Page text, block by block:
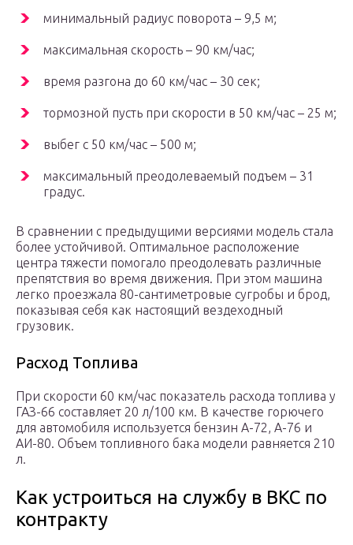
минимальный радиус поворота – 9,5 м;
максимальная скорость – 90 км/час;
время разгона до 60 км/час – 30 сек;
тормозной пусть при скорости в 50 км/час – 25 м;
выбег с 50 км/час – 500 м;
максимальный преодолеваемый подъем – 31
градус.
В сравнении с предыдущими версиями модель стала
более устойчивой. Оптимальное расположение
центра тяжести помогало преодолевать различные
препятствия во время движения. При этом машина
легко проезжала 80-сантиметровые сугробы и брод,
показывая себя как настоящий вездеходный
грузовик.
Расход Топлива
При скорости 60 км/час показатель расхода топлива у
ГАЗ-66 составляет 20 л/100 км. В качестве горючего
для автомобиля используется бензин А-72, A-76 и
АИ-80. Объем топливного бака модели равняется 210
л.
Как устроиться на службу в ВКС по
контракту